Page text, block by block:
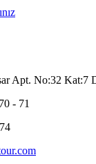
Apt. No:32 Kat:7
- 71